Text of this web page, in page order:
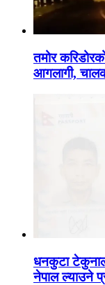
तमोर
आगलागी,
धनकुटा
नेपाल ल्याउने